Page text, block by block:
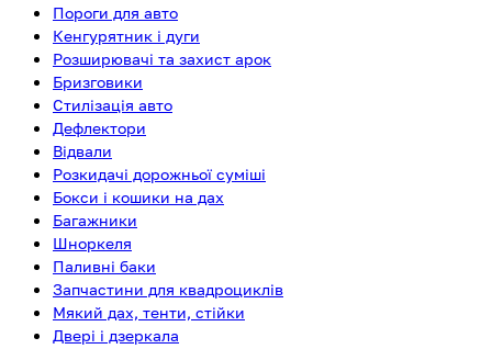
Пороги для авто
Кенгурятник і дуги
Розширювачі та захист арок
Бризговики
Стилізація авто
Дефлектори
Відвали
Розкидачі дорожньої суміші
Бокси і кошики на дах
Багажники
Шноркеля
Паливні баки
Запчастини для квадроциклів
Мякий дах, тенти, стійки
Двері і дзеркала